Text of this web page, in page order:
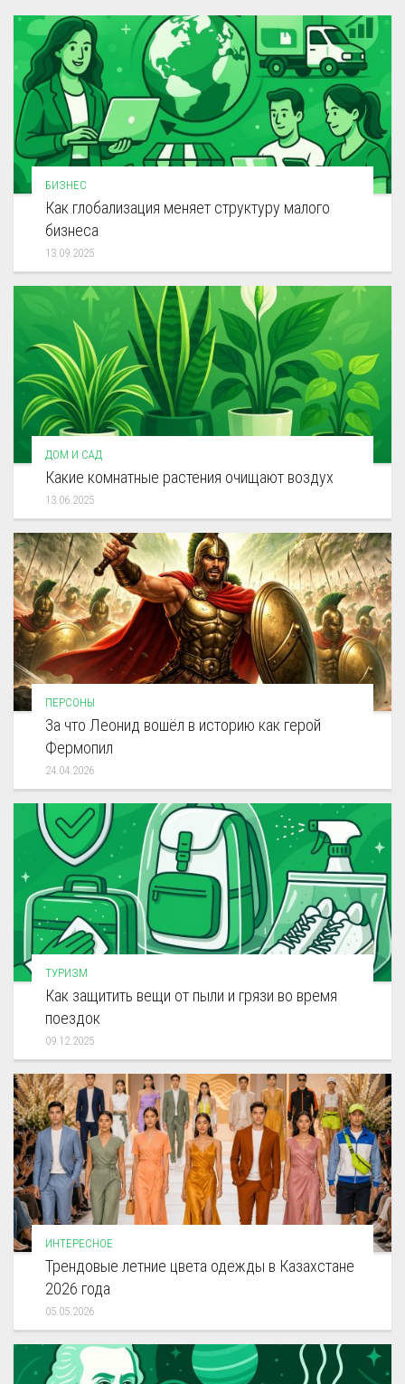
БИЗНЕС
Как глобализация меняет структуру малого
бизнеса
13.09.2025
ДОМ И САД
Какие комнатные растения очищают воздух
13.06.2025
ПЕРСОНЫ
За что Леонид вошёл в историю как герой
Фермопил
24.04.2026
ТУРИЗМ
Как защитить вещи от пыли и грязи во время
поездок
09.12.2025
ИНТЕРЕСНОЕ
Трендовые летние цвета одежды в Казахстане
2026 года
05.05.2026